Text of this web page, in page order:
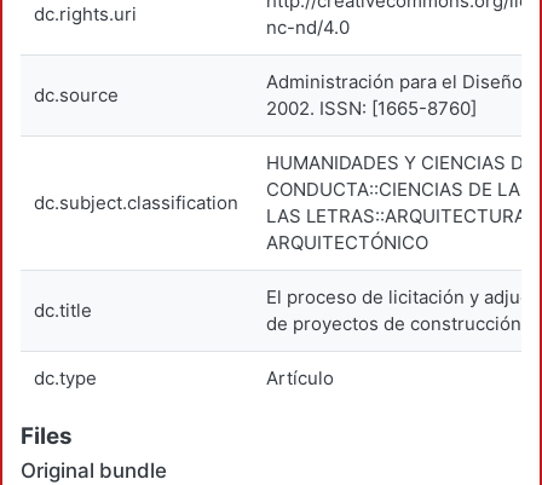
dc.rights.uri
nc-nd/4.0
dc.source
Administración para el Diseño.
2002. ISSN: [1665-8760]
dc.subject.classification
HUMANIDADES Y CIENCIAS DE
CONDUCTA::CIENCIAS DE LAS
LAS
ARQUITECTÓNICO
dc.title
El proceso de licitación y
de proyectos de construcción
dc.type Artículo
Files
Original bundle